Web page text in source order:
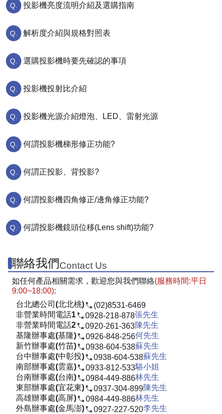
投影機亮度流明介紹及選購指南
解析度介紹與規格對照表
選購投影機時要先確認的事項
投影機投射比介紹
投影機光源介紹燈泡、LED、雷射光源
何謂投影機梯形修正功能?
何謂正投影、背投影?
何謂投影機四角修正/邊角修正功能?
何謂投影機鏡頭位移(Lens shift)功能?
聯絡我們Contact Us
如任何產品相關需求，歡迎您與我們聯絡(服務時間:平日
9:00~18:00):
台北總公司(北北桃)
(02)8531-6469
非營業時間電話1
0928-218-878張先生
非營業時間電話2
0920-261-363陳先生
基隆辦事處(基隆)
0926-848-256何先生
新竹辦事處(竹苗)
0938-604-538蘇先生
台中辦事處(中彰投)
0938-604-538蘇先生
南部辦事處(雲嘉)
0933-812-533駱小姐
台南辦事處(台南)
0984-449-886林先生
東部辦事處(宜花東)
0937-304-899陳先生
高雄辦事處(高屏)
0984-449-886林先生
外島辦事處(金馬澎)
0927-227-520李先生